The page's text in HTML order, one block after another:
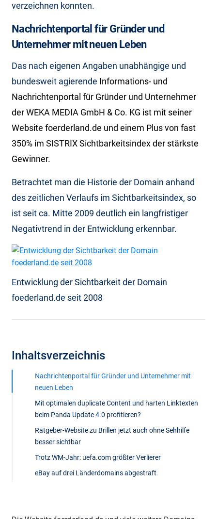
verzeichnen konnten.
Nachrichtenportal für Gründer und
Unternehmer mit neuen Leben
Das nach eigenen Angaben unabhängige und
bundesweit agierende Informations- und
Nachrichtenportal für Gründer und Unternehmer
der WEKA MEDIA GmbH & Co. KG ist mit seiner
Website foerderland.de und einem Plus von fast
350% im SISTRIX Sichtbarkeitsindex der stärkste
Gewinner.
Betrachtet man die Historie der Domain anhand
des zeitlichen Verlaufs im Sichtbarkeitsindex, so
ist seit ca. Mitte 2009 deutlich ein langfristiger
Negativtrend in der Entwicklung erkennbar.
Entwicklung der Sichtbarkeit der Domain
foederland.de seit 2008
Inhaltsverzeichnis
Nachrichtenportal für Gründer und Unternehmer mit
neuen Leben
Mit optimalen duplicate Content und harten Linktexten
beim Panda Update 4.0 profitieren?
Ratgeber-Website zu Brillen jetzt auch ohne Sehhilfe
besser sichtbar
Trotz WM-Jahr: uefa.com größter Verlierer
eBay auf drei Länderdomains abgestraft